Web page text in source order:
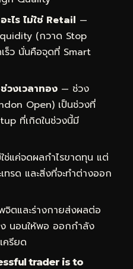
ไร ไม่ใช่ Retail —
(กวาด Stop
ร็ว นั่นคือจุดที่ Smart
งเวลาทอง — ช่วง
Open) เป็นช่วงที่
ที่เกิดในช่วงนี้มี
ช่แค่จดผลกำไรขาดทุน แต่
รด และสิ่งที่จะทำต่างออก
ตและร่างกายส่งผลต่อ
นอนให้พอ ออกกำลัง
ครียด
trader is to